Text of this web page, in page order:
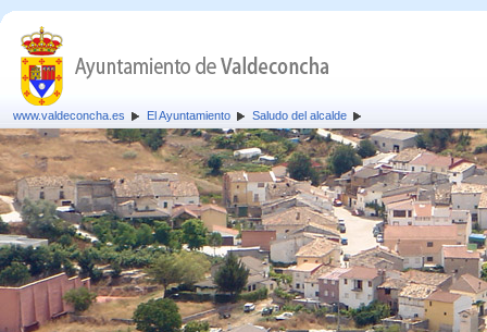
www.valdeconcha.es El Ayuntamiento Saludo del alcalde